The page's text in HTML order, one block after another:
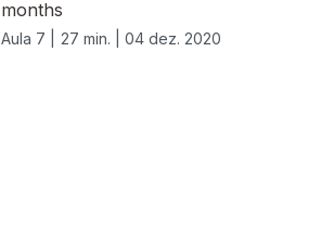
months
Aula 7 | 27 min. | 04 dez. 2020